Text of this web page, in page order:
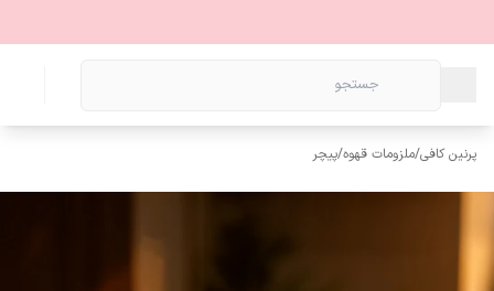
پرنین کافی/ملزومات قهوه/پیچر